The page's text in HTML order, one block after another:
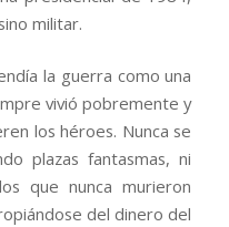
militar.
la guerra como una
vivió pobremente y
los héroes. Nunca se
plazas fantasmas, ni
que nunca murieron
del dinero del